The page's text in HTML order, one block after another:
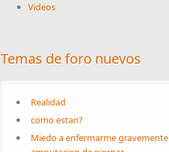
Videos
Temas de foro nuevos
Realidad
como estan?
Miedo a enfermarme